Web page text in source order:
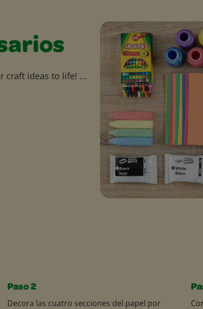
craft ideas to life! ...
Paso 2
Decora las cuatro secciones del papel por